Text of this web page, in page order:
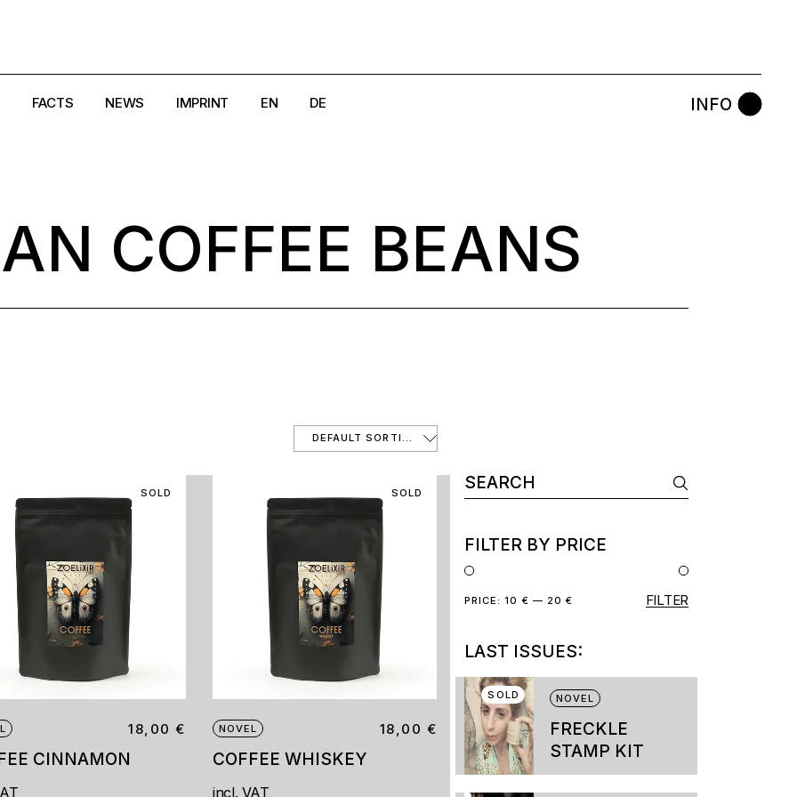
FACTS
Disclaimer
Get in Touch
NEWS IMPRINT
AGB
Widerrufsbelehrung
EN DE INFO
COFFEE BEANS
DEFAULT SORTING
SOLD
CINNAMON
18,00€
SOLD
NOVEL
COFFEE WHISKEY
18,00 €
incl. VAT
Search
for:
FILTER BY PRICE
Min
Max
FILTER
PRICE:10 € — 20 €
LAST ISSUES:
SOLD NOVEL
FRECKLE
STAMP KIT